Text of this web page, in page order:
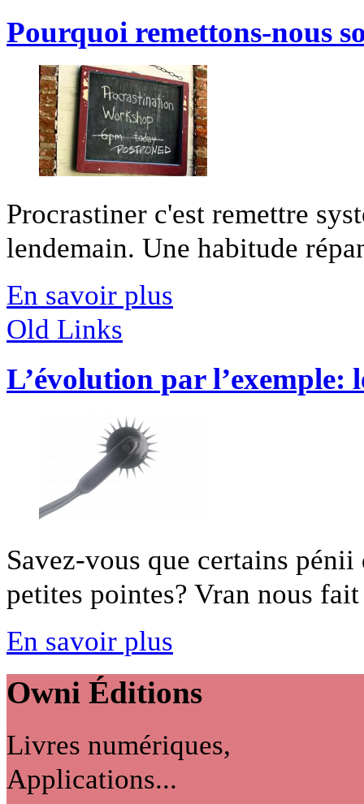
Pourquoi remettons-nous
Procrastiner c'est remettre
lendemain. Une habitude
En savoir plus
Old Links
L’évolution par l’exemple:
Savez-vous que certains
petites pointes? Vran nous
En savoir plus
Owni Éditions
Livres numériques,
Applications...